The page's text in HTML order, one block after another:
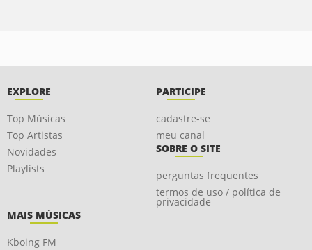
EXPLORE
Top Músicas
Top Artistas
Novidades
Playlists
PARTICIPE
cadastre-se
meu canal
SOBRE O SITE
perguntas frequentes
termos de uso / política de
privacidade
MAIS MÚSICAS
Kboing FM